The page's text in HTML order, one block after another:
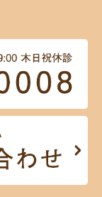
科 #矯正歯科 #
かな？」と少し
気軽にご相談に
１丁目２９−４
町１丁目２９−４
歩10分
を設けています
医院です。
ております。
ちとして持ち
供することを目
ことがござい
相談ください。
も進行するんで
病は自覚症状が
化しているこ